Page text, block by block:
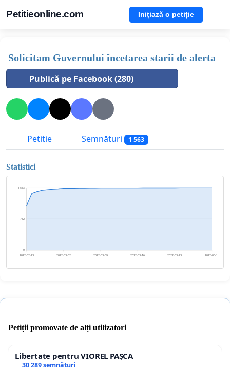
Petitieonline.com Inițiază o petiție
Solicitam Guvernului încetarea starii de alerta
Publică pe Facebook (280)
Petitie Semnături 1 563
Statistici
0
782
1 563
2022-02-23 2022-03-02 2022-03-09 2022-03-16 2022-03-23 2022-03-30
Petiții promovate de alți utilizatori
Libertate pentru VIOREL PAȘCA
30 289 semnături